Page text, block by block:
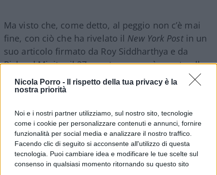
Nicola Porro -
Il rispetto della tua privacy è la
nostra priorità
Noi e i nostri partner utilizziamo, sul nostro sito, tecnologie
come i cookie per personalizzare contenuti e annunci, fornire
funzionalità per social media e analizzare il nostro traffico.
Facendo clic di seguito si acconsente all'utilizzo di questa
tecnologia. Puoi cambiare idea e modificare le tue scelte sul
consenso in qualsiasi momento ritornando su questo sito
Ma visto che, come detto, al peggio non c’è mai
fine, con ciò che ha rivelato il New York Postin un
suo articolo firmato da Roy Siddharthya e da
Richard Miniter il 27 agosto scorso, è venuto alla
luce che sotto il fondo del famoso barile si è
aperta una di quelle voragini che non hanno
la profondità della voragine è stato Nawazuddin
Haqqani, uno dei comandanti della brigata
talebana Al Isha, che durante un’intervista
telefonica conZenger News, si è vantato che la sua
unità utilizza scanner portatili di fabbricazione